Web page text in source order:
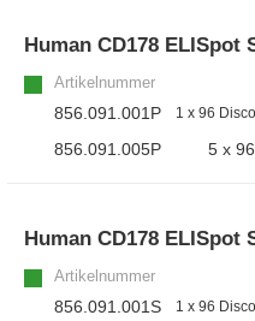
– ELISA-Kits
– EliSpot-Kits
– CD-Antikörper
Human CD178
Artikelnummer
856.091.001P 1 x 96
856.091.005P 5 x
Human CD178 ELISpot
Artikelnummer
856.091.001S 1 x 96